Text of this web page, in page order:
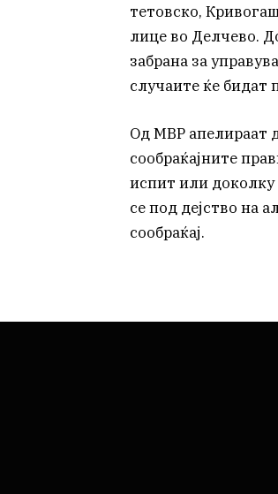
тетовско,
лице во Делчево.
забрана за
случаите ќе бидат
Од МВР апелираат
сообраќајните
испит или доколку
се под дејство на
сообраќај.